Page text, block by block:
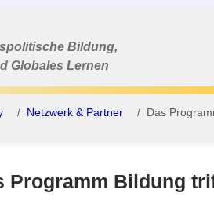
Bildung,
Globales Lernen
Netzwerk & Partner Das
Programm Bildung